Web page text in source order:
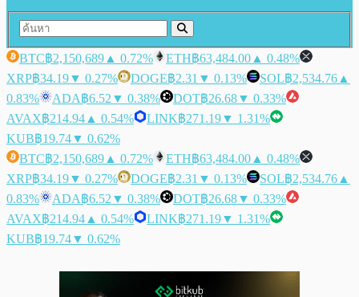
BTC฿2,150,689 ▲ 0.72% ETH฿63,484.00 ▲ 0.48%
XRP฿34.19▼ 0.27% DOGE฿2.31 ▼ 0.13% SOL฿2,534.76 ▲
0.83%
ADA฿6.52 ▼ 0.38% DOT฿26.68▼ 0.33%
AVAX฿214.94 ▲ 0.54% LINK฿271.19▼ 1.31%
KUB฿19.74▼ 0.62%
BTC฿2,150,689 ▲ 0.72% ETH฿63,484.00 ▲ 0.48%
XRP฿34.19▼ 0.27% DOGE฿2.31 ▼ 0.13% SOL฿2,534.76 ▲
0.83%
ADA฿6.52 ▼ 0.38% DOT฿26.68▼ 0.33%
AVAX฿214.94 ▲ 0.54% LINK฿271.19▼ 1.31%
KUB฿19.74▼ 0.62%